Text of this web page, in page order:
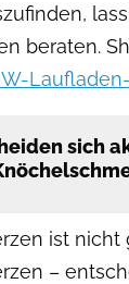
beraten.
sich
ist nicht
–